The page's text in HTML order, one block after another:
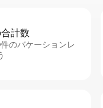
計⁠数
のバケーションレ